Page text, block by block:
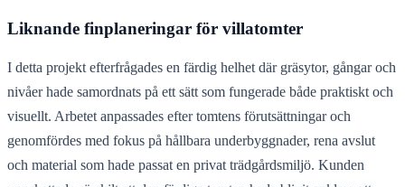
Liknande finplaneringar för villatomter
I detta projekt efterfrågades en färdig helhet där gräsytor, gångar och
nivåer hade samordnats på ett sätt som fungerade både praktiskt och
visuellt. Arbetet anpassades efter tomtens förutsättningar och
genomfördes med fokus på hållbara underbyggnader, rena avslut
och material som hade passat en privat trädgårdsmiljö. Kunden